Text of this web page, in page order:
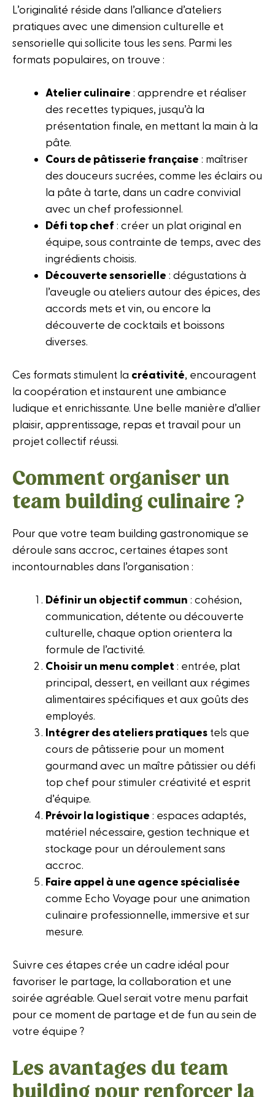
L’originalité réside dans l’alliance d’ateliers
pratiques avec une dimension culturelle et
sensorielle qui sollicite tous les sens. Parmi les
formats populaires, on trouve :
Atelier culinaire : apprendre et réaliser
des recettes typiques, jusqu’à la
présentation finale, en mettant la main à la
pâte.
Cours de pâtisserie française : maîtriser
des douceurs sucrées, comme les éclairs ou
la pâte à tarte, dans un cadre convivial
avec un chef professionnel.
Défi top chef : créer un plat original en
équipe, sous contrainte de temps, avec des
ingrédients choisis.
Découverte sensorielle : dégustations à
l’aveugle ou ateliers autour des épices, des
accords mets et vin, ou encore la
découverte de cocktails et boissons
diverses.
Ces formats stimulent la créativité, encouragent
la coopération et instaurent une ambiance
ludique et enrichissante. Une belle manière d’allier
plaisir, apprentissage, repas et travail pour un
projet collectif réussi.
Comment organiser un
team building culinaire ?
Pour que votre team building gastronomique se
déroule sans accroc, certaines étapes sont
incontournables dans l’organisation :
Définir un objectif commun : cohésion,
communication, détente ou découverte
culturelle, chaque option orientera la
formule de l’activité.
Choisir un menu complet : entrée, plat
principal, dessert, en veillant aux régimes
alimentaires spécifiques et aux goûts des
employés.
Intégrer des ateliers pratiques tels que
cours de pâtisserie pour un moment
gourmand avec un maître pâtissier ou défi
top chef pour stimuler créativité et esprit
d’équipe.
Prévoir la logistique : espaces adaptés,
matériel nécessaire, gestion technique et
stockage pour un déroulement sans
accroc.
Faire appel à une agence spécialisée
comme Echo Voyage pour une animation
culinaire professionnelle, immersive et sur
mesure.
Suivre ces étapes crée un cadre idéal pour
favoriser le partage, la collaboration et une
soirée agréable. Quel serait votre menu parfait
pour ce moment de partage et de fun au sein de
votre équipe ?
Les avantages du team
building pour renforcer la